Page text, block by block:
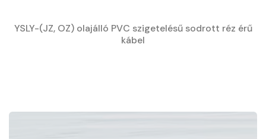
YSLY-(JZ, OZ) olajálló PVC szigetelésű sodrott réz érű
kábel